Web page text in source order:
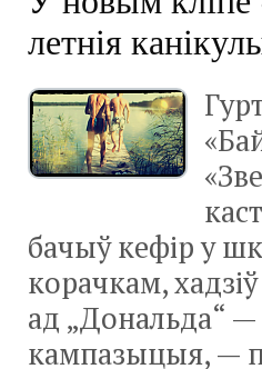
летнія
бачыў кефір у
корачкам, хадзіў
ад „Дональда“ —
кампазыцыя, —